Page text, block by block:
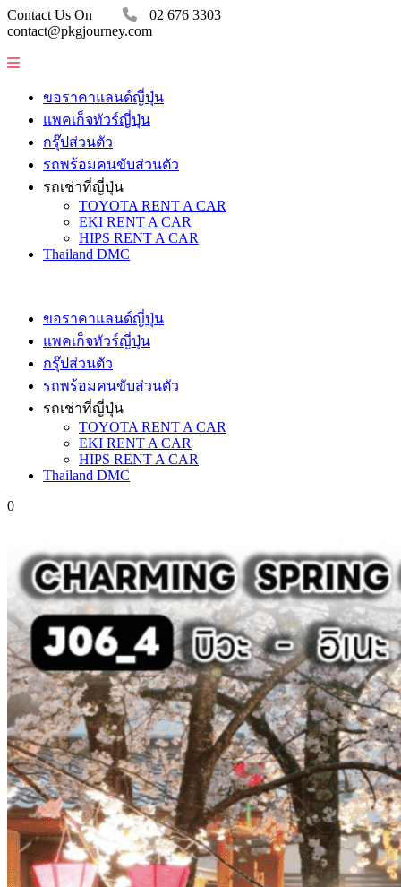
Contact Us On
02 676 3303
contact@pkgjourney.com
ขอราคาแลนด์ญี่ปุ่น
แพคเก็จทัวร์ญี่ปุ่น
กรุ๊ปส่วนตัว
รถพร้อมคนขับส่วนตัว
รถเช่าที่ญี่ปุ่น
TOYOTA RENT A CAR
EKI RENT A CAR
HIPS RENT A CAR
Thailand DMC
ขอราคาแลนด์ญี่ปุ่น
แพคเก็จทัวร์ญี่ปุ่น
กรุ๊ปส่วนตัว
รถพร้อมคนขับส่วนตัว
รถเช่าที่ญี่ปุ่น
TOYOTA RENT A CAR
EKI RENT A CAR
HIPS RENT A CAR
Thailand DMC
0